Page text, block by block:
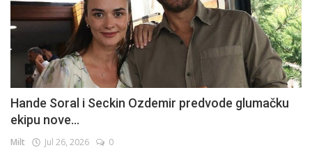
Hande Soral i Seckin Ozdemir predvode glumačku
ekipu nove...
Milt Jul 26, 2026 0